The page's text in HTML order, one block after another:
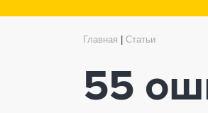
Главная Статьи
55